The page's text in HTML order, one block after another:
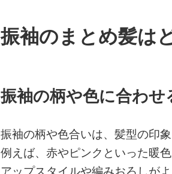
振袖のまとめ髪は
振袖の柄や色に合わせ
振袖の柄や色合いは、髪型の印
例えば、赤やピンクといった暖
アップスタイルや編みおろしがよ